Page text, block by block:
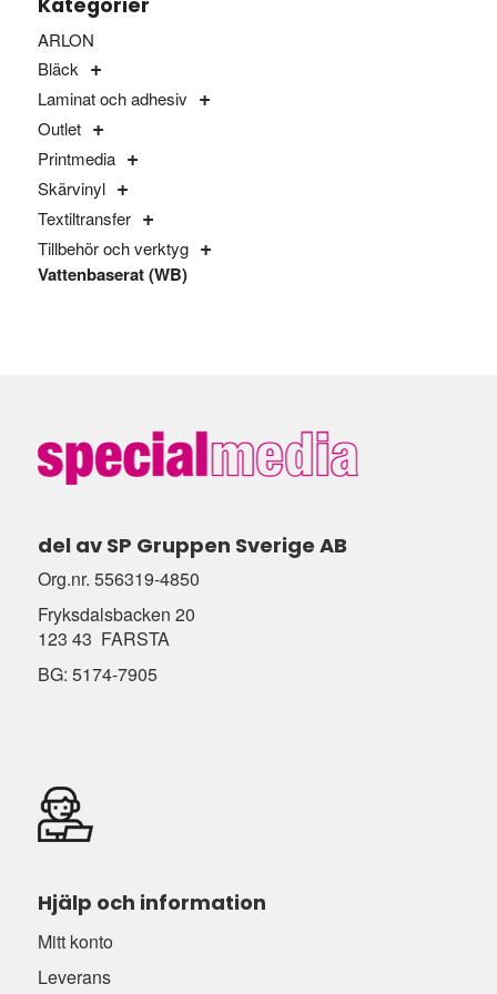
ARLON
Bläck
Laminat och adhesiv
Outlet
Printmedia
Skärvinyl
Textiltransfer
Tillbehör och verktyg
Vattenbaserat (WB)
del av SP Gruppen Sverige AB
Org.nr. 556319-4850
Fryksdalsbacken 20
123 43 FARSTA
BG: 5174-7905
Hjälp och information
Mitt konto
Leverans